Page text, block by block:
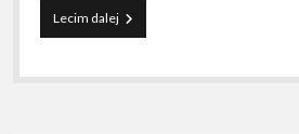
Lecim dalejZrzuć
notatkę
kodu;)